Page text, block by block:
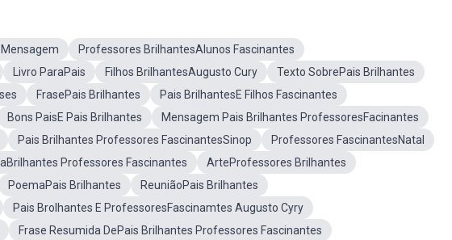
Professores BrilhantesAlunos Fascinantes
Livro ParaPais Filhos BrilhantesAugusto Cury
Texto SobrePais Brilhantes
FrasePais Brilhantes
Pais BrilhantesE Filhos Fascinantes
Bons PaisE Pais Brilhantes
Mensagem Pais Brilhantes ProfessoresFacinantes
Pais Brilhantes Professores FascinantesSinop
Professores FascinantesNatal
Professores Fascinantes
ArteProfessores Brilhantes
PoemaPais Brilhantes
ReuniãoPais Brilhantes
Pais Brolhantes E ProfessoresFascinamtes Augusto Cyry
Frase Resumida DePais Brilhantes Professores Fascinantes